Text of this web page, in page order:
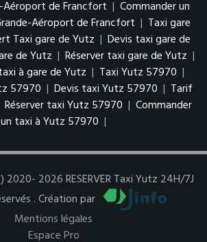
de Francfort | Commander un
Aéroport de Francfort | Taxi gare
Taxi gare de Yutz | Devis taxi gare de
de Yutz | Réserver taxi gare de Yutz |
à gare de Yutz | Taxi Yutz 57970 |
57970 | Devis taxi Yutz 57970 | Tarif
Réserver taxi Yutz 57970 | Commander
un taxi à Yutz 57970 |
2026 RESERVER Taxi Yutz 24H/7J
. Création par
Mentions légales
Espace Pro